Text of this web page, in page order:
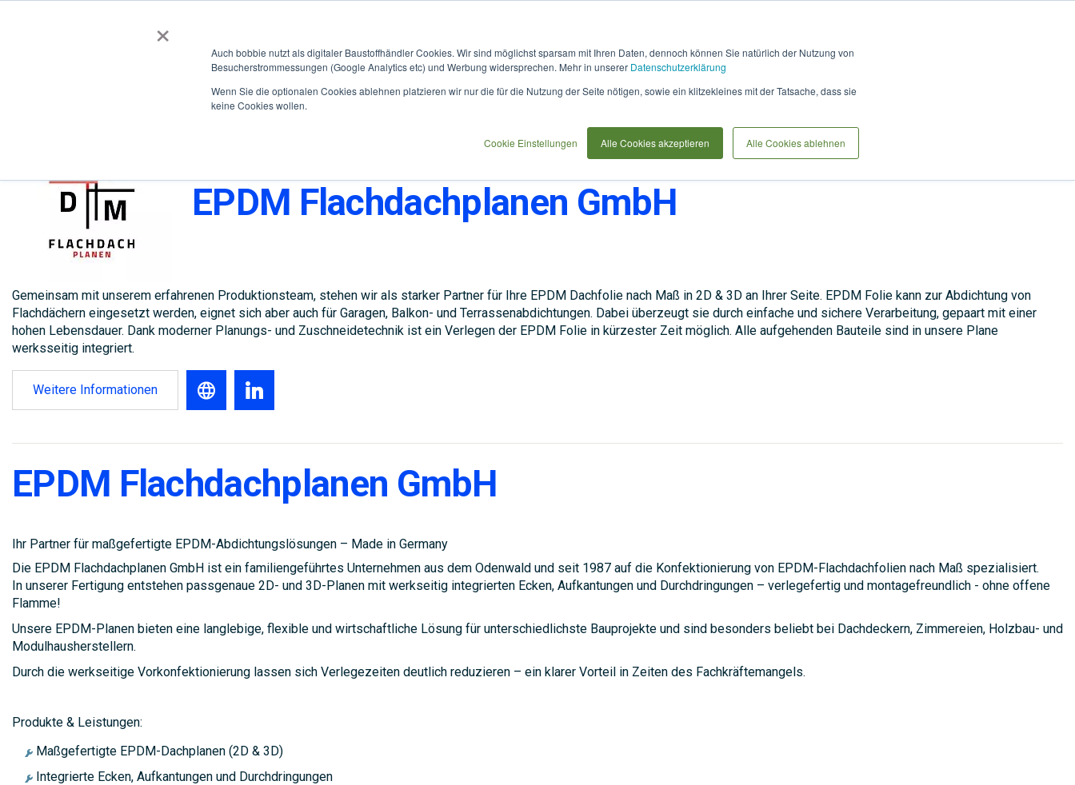
×
Auch bobbie nutzt als digitaler Baustoffhändler Cookies. Wir sind möglichst sparsam mit Ihren Daten, dennoch können Sie natürlich der Nutzung von
Besucherstrommessungen (Google Analytics etc) und Werbung widersprechen. Mehr in unserer Datenschutzerklärung
Wenn Sie die optionalen Cookies ablehnen platzieren wir nur die für die Nutzung der Seite nötigen, sowie ein klitzekleines mit der Tatsache, dass sie
keine Cookies wollen.
Cookie Einstellungen Alle Cookies akzeptieren Alle Cookies ablehnen
BOBBIEVERSUM
it
EPDM Flachdachplanen GmbH
Gemeinsam mit unserem erfahrenen Produktionsteam, stehen wir als starker Partner für Ihre EPDM Dachfolie nach Maß in 2D & 3D an Ihrer Seite. EPDM Folie kann zur Abdichtung von
Flachdächern eingesetzt werden, eignet sich aber auch für Garagen, Balkon- und Terrassenabdichtungen. Dabei überzeugt sie durch einfache und sichere Verarbeitung, gepaart mit einer
hohen Lebensdauer. Dank moderner Planungs- und Zuschneidetechnik ist ein Verlegen der EPDM Folie in kürzester Zeit möglich. Alle aufgehenden Bauteile sind in unsere Plane
werksseitig integriert.
Weitere Informationen
EPDM Flachdachplanen GmbH
Ihr Partner für maßgefertigte EPDM-Abdichtungslösungen – Made in Germany
Die EPDM Flachdachplanen GmbH ist ein familiengeführtes Unternehmen aus dem Odenwald und seit 1987 auf die Konfektionierung von EPDM-Flachdachfolien nach Maß spezialisiert.
In unserer Fertigung entstehen passgenaue 2D- und 3D-Planen mit werkseitig integrierten Ecken, Aufkantungen und Durchdringungen – verlegefertig und montagefreundlich - ohne offene
Flamme!
Unsere EPDM-Planen bieten eine langlebige, flexible und wirtschaftliche Lösung für unterschiedlichste Bauprojekte und sind besonders beliebt bei Dachdeckern, Zimmereien, Holzbau- und
Modulhausherstellern.
Durch die werkseitige Vorkonfektionierung lassen sich Verlegezeiten deutlich reduzieren – ein klarer Vorteil in Zeiten des Fachkräftemangels.
Produkte & Leistungen:
Maßgefertigte EPDM-Dachplanen (2D & 3D)
Integrierte Ecken, Aufkantungen und Durchdringungen